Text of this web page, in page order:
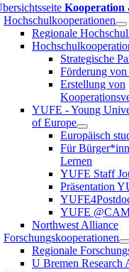
Kooperation
Hochschulkooperationen
Regionale
Strategische
Förderung
Erstellung von
YUFE - Young
of Europe
Europäisch
Für
Lernen
YUFE Staff
Präsentation
YUFE
Northwest Alliance
Forschungskooperationen
Regionale
U Bremen Research